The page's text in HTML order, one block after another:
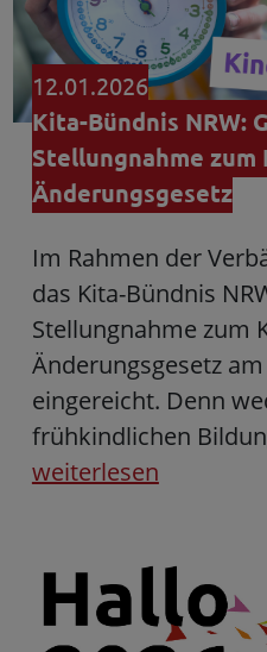
12.01.2026
Kita-Bündnis NRW:
Stellungnahme zum
Änderungsgesetz
Im Rahmen der
das Kita-Bündnis
Stellungnahme zum
Änderungsgesetz
eingereicht. Denn
frühkindlichen
weiterlesen